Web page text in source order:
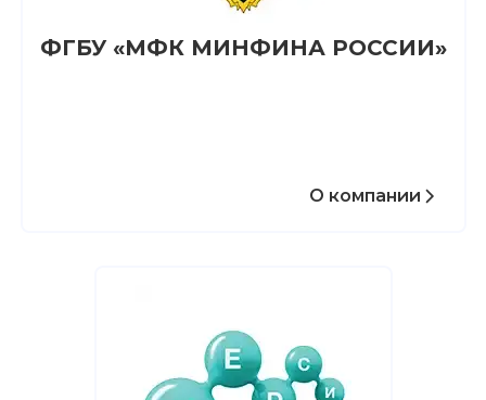
ФГБУ «МФК МИНФИНА РОССИИ»
О компании